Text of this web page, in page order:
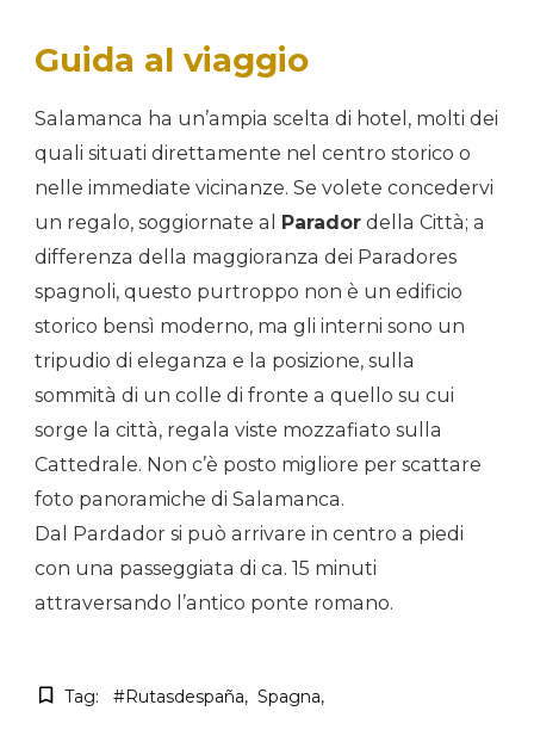
Guida al viaggio
Salamanca ha un’ampia scelta di hotel, molti dei
quali situati direttamente nel centro storico o
nelle immediate vicinanze. Se volete concedervi
un regalo, soggiornate al Parador della Città; a
differenza della maggioranza dei Paradores
spagnoli, questo purtroppo non è un edificio
storico bensì moderno, ma gli interni sono un
tripudio di eleganza e la posizione, sulla
sommità di un colle di fronte a quello su cui
sorge la città, regala viste mozzafiato sulla
Cattedrale. Non c’è posto migliore per scattare
foto panoramiche di Salamanca.
Dal Pardador si può arrivare in centro a piedi
con una passeggiata di ca. 15 minuti
attraversando l’antico ponte romano.
Tag: #rutasdespaña Spagna